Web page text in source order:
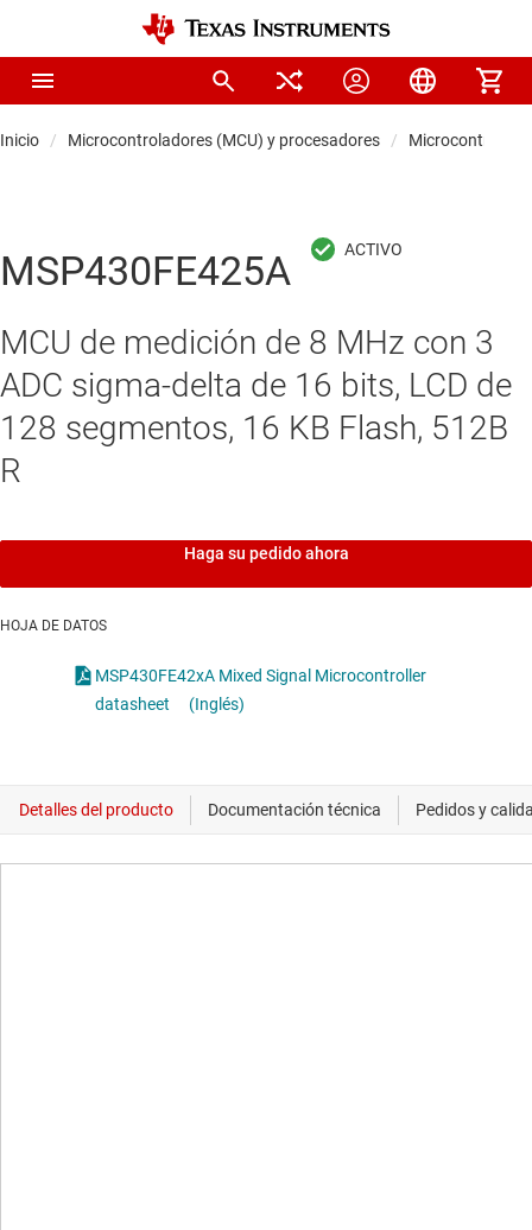
Inicio Microcontroladores (MCU) y procesadores
MSP430FE425A
MCU de medición de 8 MHz con 3
ADC sigma-delta de 16 bits, LCD de
128 segmentos, 16 KB Flash, 512B
R
Haga su pedido ahora
HOJA DE DATOS
MSP430FE42xA Mixed Signal Microcontroller
datasheet
(Inglés)